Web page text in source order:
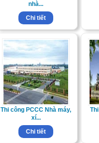
nhà...
Chi tiết
Thi công PCCC Nhà máy,
xí...
Chi tiết